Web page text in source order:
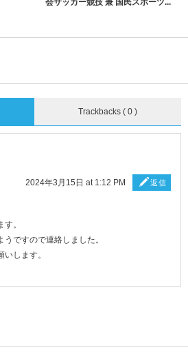
Trackbacks ( 0 )
2024年3月15日 at 1:12 PM 返信
。
ですので連絡しました。
します。